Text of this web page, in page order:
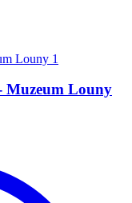
Muzeum Louny